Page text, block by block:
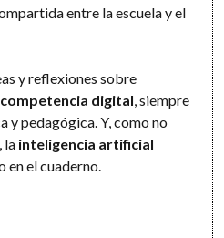
entre la escuela y el
y reflexiones sobre
competencia digital , siempre
y pedagógica. Y, como no
la inteligencia artificial
en el cuaderno.